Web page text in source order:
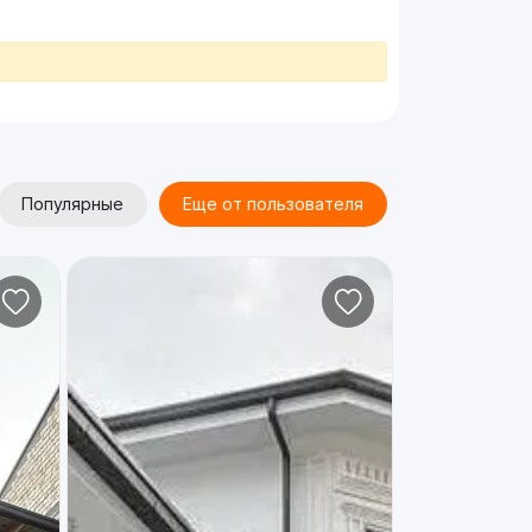
Популярные Еще от пользователя